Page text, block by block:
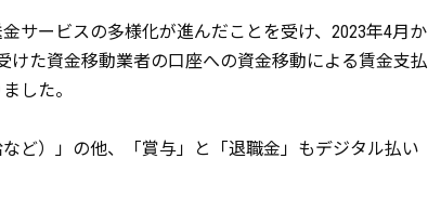
サービスの多様化が進んだことを受け、2023年4月か
た資金移動業者の口座への資金移動による賃金支払
した。
ど）」の他、「賞与」と「退職金」もデジタル払い